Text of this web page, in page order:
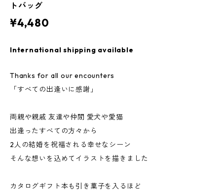
トバッグ
¥4,480
International shipping available
Thanks for all our encounters
「すべての出逢いに感謝」
両親や親戚 友達や仲間 愛犬や愛猫
出逢ったすべての方々から
2人の結婚を祝福される幸せなシーン
そんな想いを込めてイラストを描きました
カタログギフト本も引き菓子を入るほど